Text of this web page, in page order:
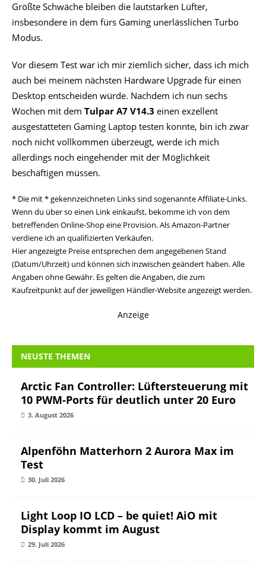
Größte Schwäche bleiben die lautstarken Lüfter,
insbesondere in dem fürs Gaming unerlässlichen Turbo
Modus.
Vor diesem Test war ich mir ziemlich sicher, dass ich mich
auch bei meinem nächsten Hardware Upgrade für einen
Desktop entscheiden würde. Nachdem ich nun sechs
Wochen mit dem Tulpar A7 V14.3 einen exzellent
ausgestatteten Gaming Laptop testen konnte, bin ich zwar
noch nicht vollkommen überzeugt, werde ich mich
allerdings noch eingehender mit der Möglichkeit
beschäftigen müssen.
* Die mit * gekennzeichneten Links sind sogenannte Affiliate-Links.
Wenn du über so einen Link einkaufst, bekomme ich von dem
betreffenden Online-Shop eine Provision. Als Amazon-Partner
verdiene ich an qualifizierten Verkäufen.
Hier angezeigte Preise entsprechen dem angegebenen Stand
(Datum/Uhrzeit) und können sich inzwischen geändert haben. Alle
Angaben ohne Gewähr. Es gelten die Angaben, die zum
Kaufzeitpunkt auf der jeweiligen Händler-Website angezeigt werden.
Anzeige
NEUSTE THEMEN
Arctic Fan Controller: Lüftersteuerung mit
10 PWM-Ports für deutlich unter 20 Euro
3. August 2026
Alpenföhn Matterhorn 2 Aurora Max im
Test
30. Juli 2026
Light Loop IO LCD – be quiet! AiO mit
Display kommt im August
29. Juli 2026